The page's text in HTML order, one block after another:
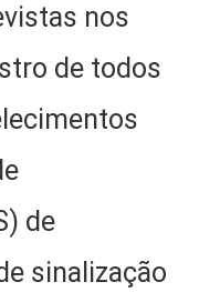
nos
de todos
de
sinalização